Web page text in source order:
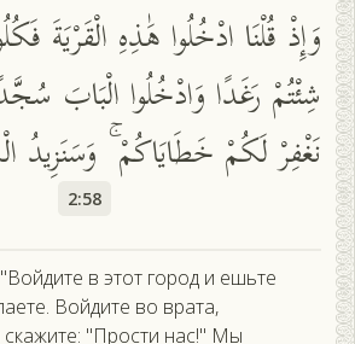
وَإِذْ قُلْنَا ادْخُلُوا هَٰذِهِ الْقَرْيَةَ
شِئْتُمْ رَغَدًا وَادْخُلُوا الْبَابَ
نَغْفِرْ لَكُمْ خَطَايَاكُمْ ۚ وَسَنَزِيدُ
2:58
в этот город и ешьте
Войдите во врата,
"Прости нас!" Мы